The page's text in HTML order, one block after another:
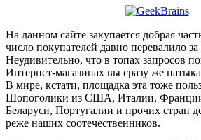
На данном сайте закупается добрая
число покупателей давно перевалило
Неудивительно, что в топах запросов
Интернет-магазинах вы сразу же
В мире, кстати, площадка эта тоже
Шопоголики из США, Италии,
Беларуси, Португалии и прочих стран
реже наших соотечественников.